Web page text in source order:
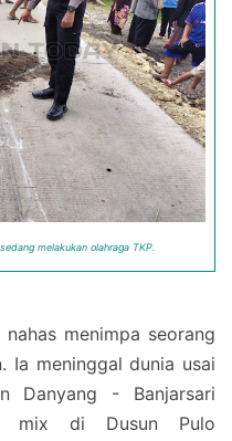
melakukan olahraga TKP.
menimpa seorang
Ia meninggal dunia usai
Danyang - Banjarsari
mix di Dusun Pulo